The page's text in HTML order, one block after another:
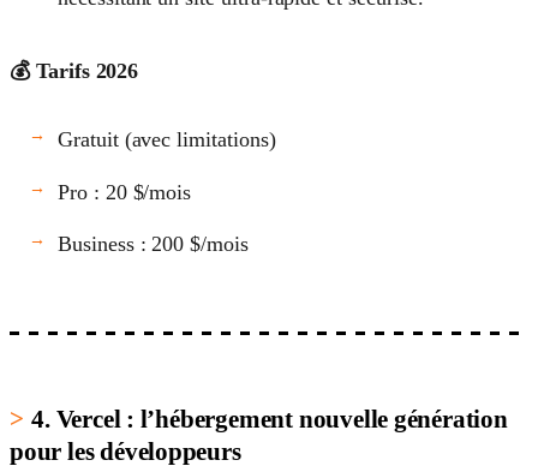
💰 Tarifs 2026
Gratuit (avec limitations)
Pro : 20 $/mois
Business : 200 $/mois
4. Vercel : l’hébergement nouvelle génération
pour les développeurs